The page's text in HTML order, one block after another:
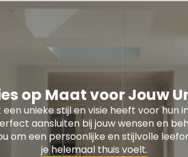
op Maat voor Jouw
unieke stijl en visie heeft voor hun
aansluiten bij jouw wensen en
om een persoonlijke en stijlvolle
je helemaal thuis voelt.